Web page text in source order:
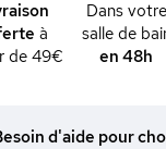
à
de 49€
Dans votre
salle de
en 48h
d'aide pour